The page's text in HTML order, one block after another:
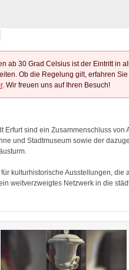
ab 30 Grad Celsius ist der Eintritt in
Ob die Regelung gilt, erfahren
. Wir freuen uns auf Ihren Besuch!
sind ein Zusammenschluss von
und Stadtmuseum sowie der
kulturhistorische Ausstellungen, die
weitverzweigtes Netzwerk in die